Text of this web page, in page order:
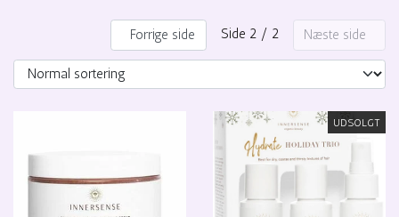
Forrige side Side 2 / 2 Næste side
UDSOLGT